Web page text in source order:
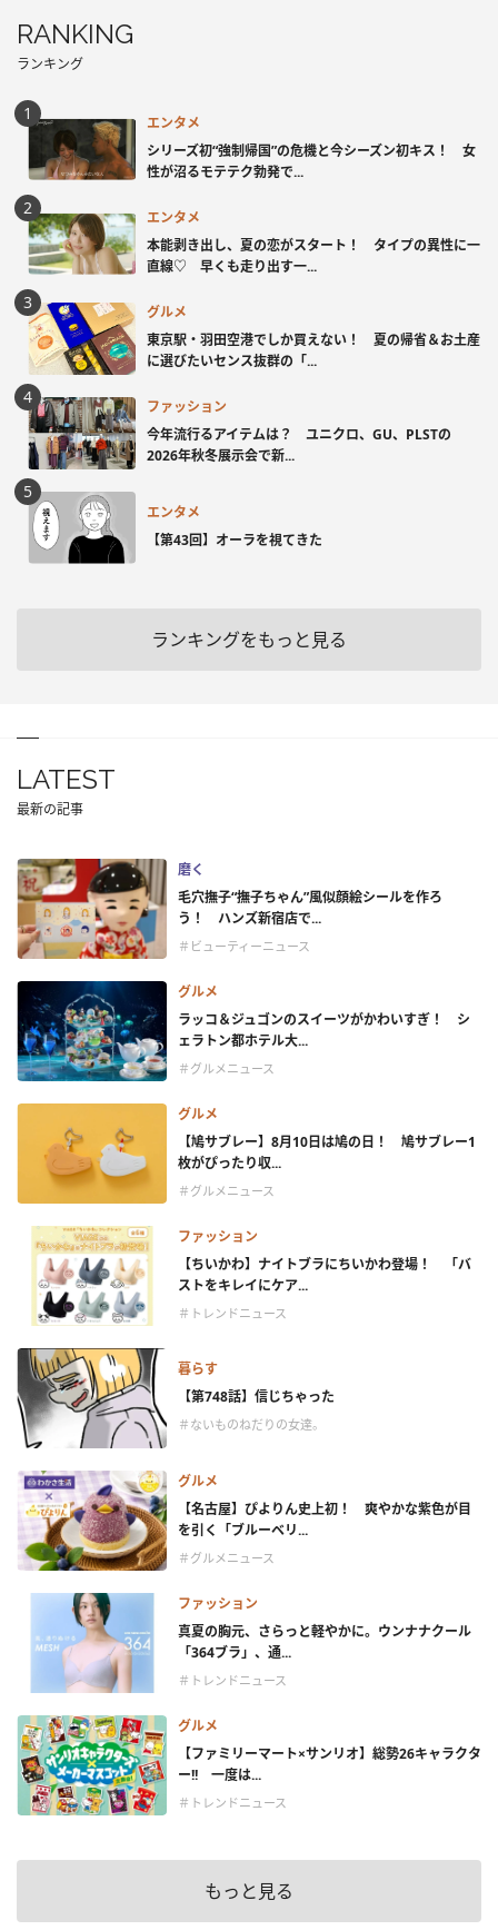
RANKING
ランキング
エンタメ
シリーズ初“強制帰国”の危機と今シーズン初キス！ 女
性が沼るモテテク勃発で...
エンタメ
本能剥き出し、夏の恋がスタート！ タイプの異性に一
直線♡ 早くも走り出す一...
グルメ
東京駅・羽田空港でしか買えない！ 夏の帰省＆お土産
に選びたいセンス抜群の「...
ファッション
今年流行るアイテムは？ ユニクロ、GU、PLSTの
2026年秋冬展示会で新...
エンタメ
【第43回】オーラを視てきた
ランキングをもっと見る
LATEST
最新の記事
磨く
毛穴撫子“撫子ちゃん”風似顔絵シールを作ろ
う！ ハンズ新宿店で...
＃ビューティーニュース
グルメ
ラッコ＆ジュゴンのスイーツがかわいすぎ！ シ
ェラトン都ホテル大...
＃グルメニュース
グルメ
【鳩サブレー】8月10日は鳩の日！ 鳩サブレー1
枚がぴったり収...
＃グルメニュース
ファッション
【ちいかわ】ナイトブラにちいかわ登場！ 「バ
ストをキレイにケア...
＃トレンドニュース
暮らす
【第748話】信じちゃった
＃ないものねだりの女達。
グルメ
【名古屋】ぴよりん史上初！ 爽やかな紫色が目
を引く「ブルーベリ...
＃グルメニュース
ファッション
真夏の胸元、さらっと軽やかに。ウンナナクール
「364ブラ」、通...
＃トレンドニュース
グルメ
【ファミリーマート×サンリオ】総勢26キャラクタ
ー!! 一度は...
＃トレンドニュース
もっと見る